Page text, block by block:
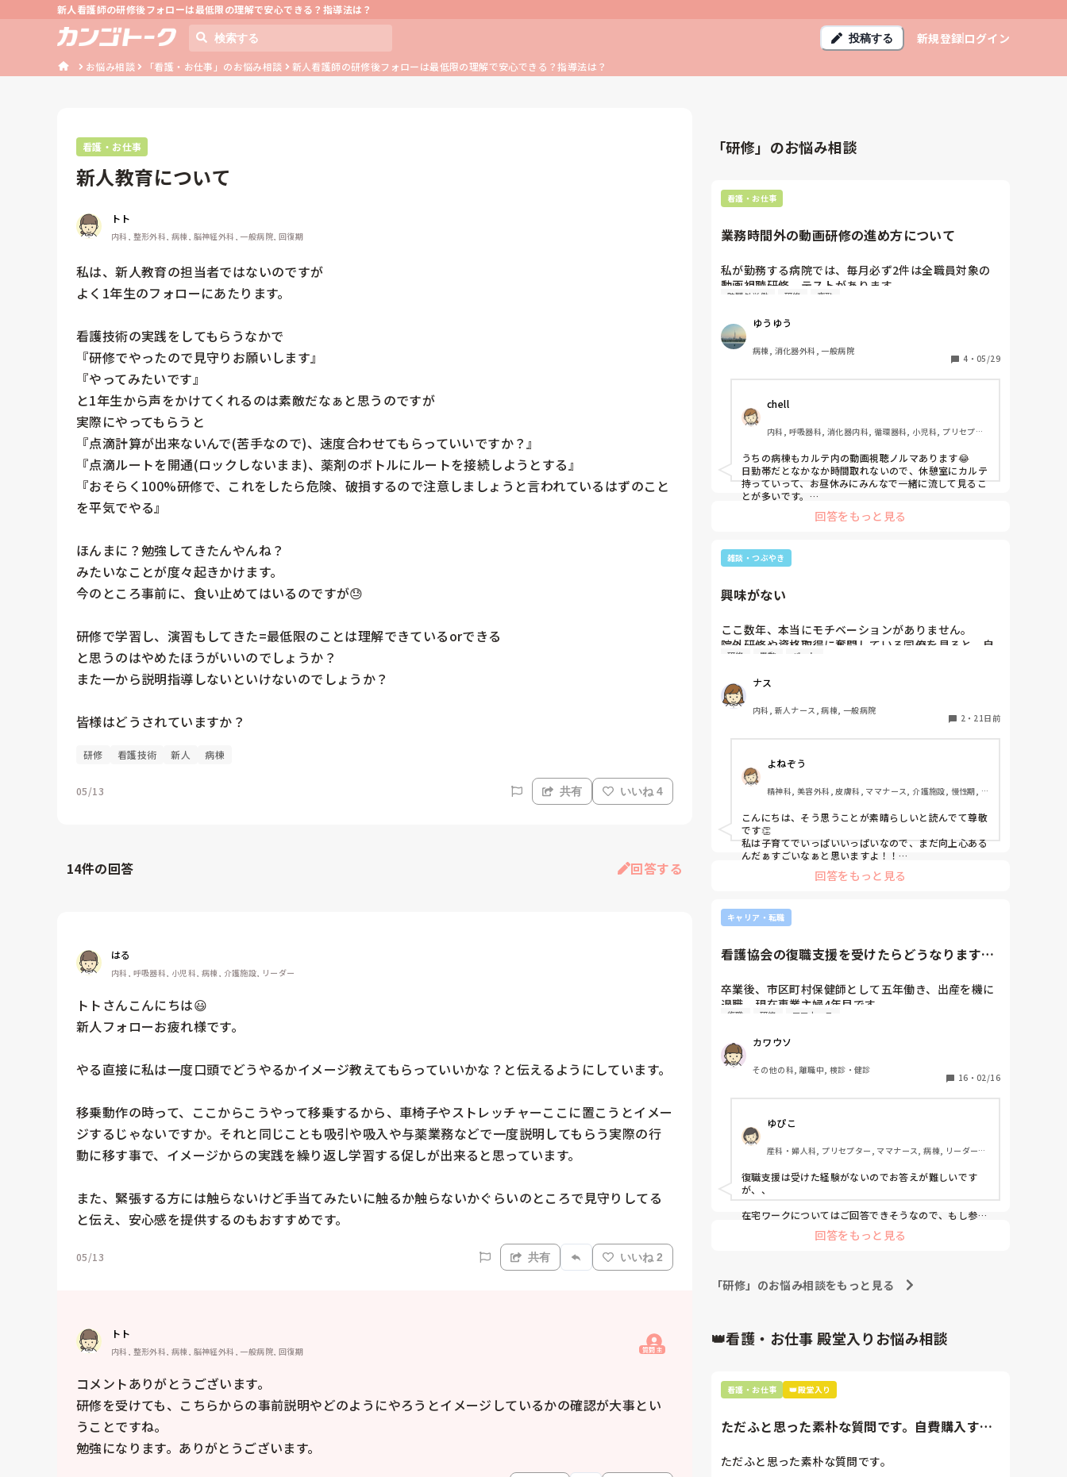
新人看護師の研修後フォローは最低限の理解で安心できる？指導法は？
投稿する 新規登録ログイン
お悩み相談 「看護・お仕事」のお悩み相談 新人看護師の研修後フォローは最低限の理解で安心できる？指導法は？
看護・お仕事
新人教育について
トト
内科, 整形外科, 病棟, 脳神経外科, 一般病院, 回復期
私は、新人教育の担当者ではないのですが
よく1年生のフォローにあたります。
看護技術の実践をしてもらうなかで
『研修でやったので見守りお願いします』
『やってみたいです』
と1年生から声をかけてくれるのは素敵だなぁと思うのですが
実際にやってもらうと
『点滴計算が出来ないんで(苦手なので)、速度合わせてもらっていいですか？』
『点滴ルートを開通(ロックしないまま)、薬剤のボトルにルートを接続しようとする』
『おそらく100%研修で、これをしたら危険、破損するので注意しましょうと言われているはずのこと
を平気でやる』
ほんまに？勉強してきたんやんね？
みたいなことが度々起きかけます。
今のところ事前に、食い止めてはいるのですが😓
研修で学習し、演習もしてきた=最低限のことは理解できているorできる
と思うのはやめたほうがいいのでしょうか？
また一から説明指導しないといけないのでしょうか？
皆様はどうされていますか？
研修 看護技術 新人 病棟
05/13 共有 いいね 4
14件の回答 回答する
はる
内科, 呼吸器科, 小児科, 病棟, 介護施設, リーダー
トトさんこんにちは😃
新人フォローお疲れ様です。
やる直接に私は一度口頭でどうやるかイメージ教えてもらっていいかな？と伝えるようにしています。
移乗動作の時って、ここからこうやって移乗するから、車椅子やストレッチャーここに置こうとイメー
ジするじゃないですか。それと同じことも吸引や吸入や与薬業務などで一度説明してもらう実際の行
動に移す事で、イメージからの実践を繰り返し学習する促しが出来ると思っています。
また、緊張する方には触らないけど手当てみたいに触るか触らないかぐらいのところで見守りしてる
と伝え、安心感を提供するのもおすすめです。
05/13 共有 いいね 2
トト
内科, 整形外科, 病棟, 脳神経外科, 一般病院, 回復期 質問主
コメントありがとうございます。
研修を受けても、こちらからの事前説明やどのようにやろうとイメージしているかの確認が大事とい
うことですね。
勉強になります。ありがとうございます。
「研修」のお悩み相談
看護・お仕事
業務時間外の動画研修の進め方について
私が勤務する病院では、毎月必ず2件は全職員対象の
動画視聴研修、テストがあります。
夜勤中に視聴することは可能ですが、私はパート勤務
確保は困難です。
なので私は家事や育児の合間に自宅で視聴していま
みなさんの職場でも、このような動画研修や時間外の
業務時間内に少しでも組み込むための職場での取り組
みなどがあれば、ぜひ教えていただきたいです。
時間外労働 研修 夜勤
ゆうゆう
病棟, 消化器外科, 一般病院
4 ・ 05/29
chell
内科, 呼吸器科, 消化器内科, 循環器科, 小児科, プリセプタ
うちの病棟もカルテ内の動画視聴ノルマあります😂
日勤帯だとなかなか時間取れないので、休憩室にカルテ
持っていって、お昼休みにみんなで一緒に流して見るこ
とが多いです。
個人で家でやるより、「今のうちに見ちゃおう！」って
感じで声掛け合えるので少し負担感は減る気がします。
ただ、本来は業務に必要な研修なら勤務時間内にできる
のが理想ですよね…。
回答をもっと見る
雑談・つぶやき
興味がない
ここ数年、本当にモチベーションがありません。
院外研修や資格取得に奮闘している同僚を見ると、自
分はこのままで良いのかと自分に何故か罪悪感のよう
出産以降、今は子育ての時期とパートになりました
が、もう常勤や研修の日々には戻りたくなく、何より
興味のある分野がありません。
若い頃は、興味がある研修へは休みやお金を使ってで
興味がないって怖いです。
仕事じたいは、自分で言うのもなんですがキッチリし
ている方だと思います。
でも楽しくないんです。この仕事が、、
やりたいことでもあれば異動希望も出すのですが、今
はそんな労力を割くほど魅力を感じる部署も分野もあ
りせん。
こんな気持ちになったことのある方、おられますか？
これからまだ老後まで長いのにどうしようと思ってい
研修 異動 パート
ナス
内科, 新人ナース, 病棟, 一般病院
2 ・ 21日前
よねぞう
精神科, 美容外科, 皮膚科, ママナース, 介護施設, 慢性期, 回
こんにちは、そう思うことが素晴らしいと読んでて尊敬
です👏
私は子育てでいっぱいいっぱいなので、まだ向上心ある
んだぁすごいなぁと思いますよ！！
若い頃は今より体力もあったし、何より子育てっていう
人生の中心になるコレがなかったんです。やる気も元気
モチベーションも体力も人によって違います！
あなたはきっと子育てをすごく頑張ってるからだと思い
回答をもっと見る
キャリア・転職
看護協会の復職支援を受けたらどうなります
卒業後、市区町村保健師として五年働き、出産を機に
退職、現在専業主婦4年目です。
専門職として働きたい気持ちがあり、また子どもにあ
しいです。
現状、子ども寝かしつけのあとや、今度子どもが幼稚
園に行ったあと(日中数時間・下の子家庭保育しなが
人生の中で短い期間の子どもと過ごす時間も確保しな
がらと思うと(幸いそのわがままを通せる状況で)、保
健師で今働くことが難しく、柔軟な働き方がありそう
な看護師を検討していますが、何せ実務経験が皆無に
等しいのでどういったところでなら働けるのか…と思
います。
前置きが長くなりましたが、看護協会で復職支援を受
けたら、看護師未経験でもパートなどに応募できるも
いただければ幸いです。
補足)
・働く時は、下の子は両親も遠方のため、一時保育な
・現状は在宅ワークで看護師保健師以外の道も模索し
ているので(ライティングや内職など)、もし似たよう
復職 研修 ママナース
カワウソ
その他の科, 離職中, 検診・健診
16 ・ 02/16
ゆぴこ
産科・婦人科, プリセプター, ママナース, 病棟, リーダー,
復職支援は受けた経験がないのでお答えが難しいです
が、、
在宅ワークについてはご回答できそうなので、もし参考
になれば嬉しいです💖
現在は動画の編集や医療記事のチェック、投稿代行など
をしています。
内容が変わってくると思いますが
私は収入の柱や医療職以外のスキルが身についたことで
回答をもっと見る
「研修」のお悩み相談をもっと見る
👑看護・お仕事 殿堂入りお悩み相談
看護・お仕事 👑殿堂入り
ただふと思った素朴な質問です。自費購入する
ただふと思った素朴な質問です。